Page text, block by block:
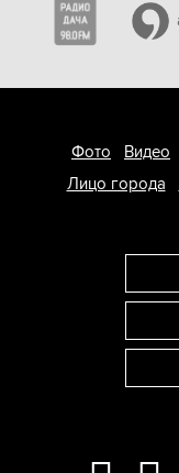
Фото Видео
Лицо города